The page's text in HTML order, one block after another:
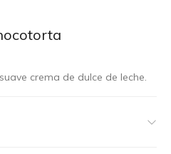
crema de dulce de leche.